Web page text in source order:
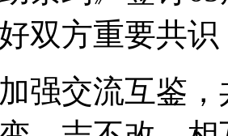
双方重要共
流互鉴，共